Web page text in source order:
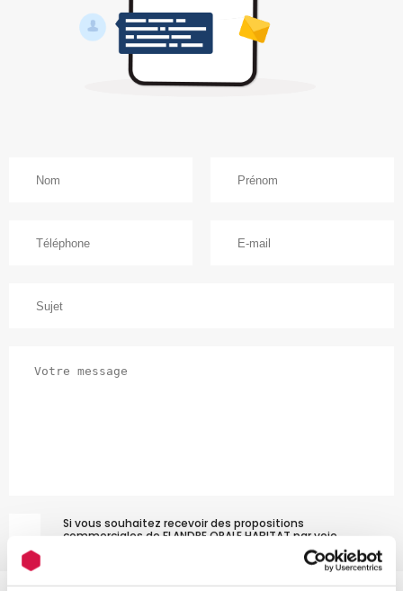
Si vous souhaitez recevoir des propositions
commerciales de FLANDRE OPALE HABITAT par voie